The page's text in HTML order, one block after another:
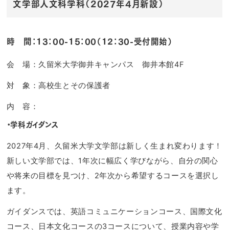
文学部人文科学科（2027年4月新設）
時 間：13：00-15：00（12：30-受付開始）
会 場：久留米大学御井キャンパス 御井本館4F
対 象：高校生とその保護者
内 容：
・学科ガイダンス
2027年4月、久留米大学文学部は新しく生まれ変わります！
新しい文学部では、1年次に幅広く学びながら、自分の関心
や将来の目標を見つけ、2年次から希望するコースを選択し
ます。
ガイダンスでは、英語コミュニケーションコース、国際文化
コース、日本文化コースの3コースについて、授業内容や学